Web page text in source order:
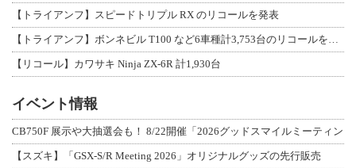
【トライアンフ】スピードトリプル RX のリコールを発表
【トライアンフ】ボンネビル T100 など6車種計3,753台のリコールを発表
【リコール】カワサキ Ninja ZX-6R 計1,930台
イベント情報
CB750F 展示や大抽選会も！ 8/22開催「2026グッドスマイルミーティン
【スズキ】「GSX-S/R Meeting 2026」オリジナルグッズの先行販売